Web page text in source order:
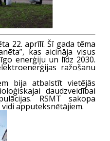
22. aprīlī. Šī gada tēma
kas aicināja visus
enerģiju un līdz 2030.
ražošanu
bija atbalstīt vietējās
daudzveidībai
RSMT sakopa
apputeksnētājiem.